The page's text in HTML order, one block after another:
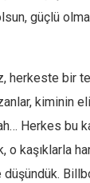
güçlü
herkeste bir
kiminin
Herkes bu
o kaşıklarla
düşündük.